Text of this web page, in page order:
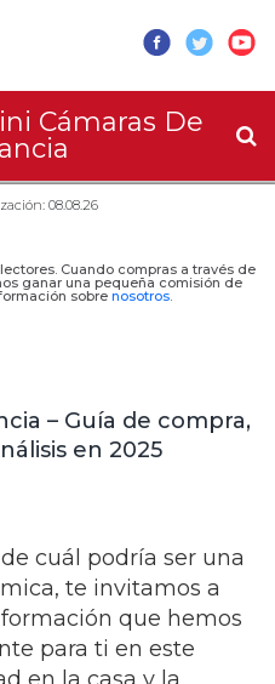
Cámaras De
08.08.26
Cuando compras a través de
ganar una pequeña comisión de
sobre nosotros.
– Guía de compra,
en 2025
cuál podría ser una
te invitamos a
que hemos
para ti en este